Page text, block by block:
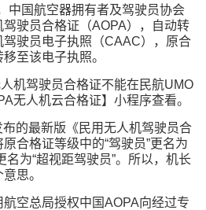
中国航空器拥有者及驾驶员协会
驶员合格证（AOPA），自动转
驶员电子执照（CAAC），原合
至该电子执照。
机驾驶员合格证不能在民航UMO
无人机云合格证】小程序查看。
的最新版《民用无人机驾驶员合
合格证等级中的“驾驶员”更名为
名为“超视距驾驶员”。所以，机长
思。
空总局授权中国AOPA向经过专